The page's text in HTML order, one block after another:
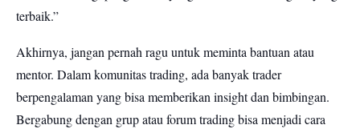
terbaik.”
Akhirnya, jangan pernah ragu untuk meminta bantuan atau
mentor. Dalam komunitas trading, ada banyak trader
berpengalaman yang bisa memberikan insight dan bimbingan.
Bergabung dengan grup atau forum trading bisa menjadi cara